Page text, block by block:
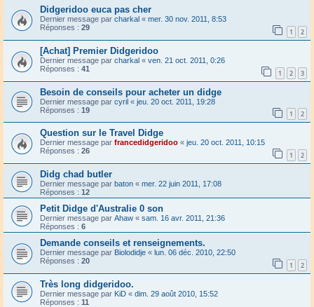
Didgeridoo euca pas cher
Dernier message par charkal « mer. 30 nov. 2011, 8:53
Réponses : 29 1 2
[Achat] Premier Didgeridoo
Dernier message par charkal « ven. 21 oct. 2011, 0:26
Réponses : 41 1 2 3
Besoin de conseils pour acheter un didge
Dernier message par cyril « jeu. 20 oct. 2011, 19:28
Réponses : 19 1 2
Question sur le Travel Didge
Dernier message par francedidgeridoo « jeu. 20 oct. 2011, 10:15
Réponses : 26 1 2
Didg chad butler
Dernier message par baton « mer. 22 juin 2011, 17:08
Réponses : 12
Petit Didge d'Australie 0 son
Dernier message par Ahaw « sam. 16 avr. 2011, 21:36
Réponses : 6
Demande conseils et renseignements.
Dernier message par Biolodidje « lun. 06 déc. 2010, 22:50
Réponses : 20 1 2
Très long didgeridoo.
Dernier message par KiD « dim. 29 août 2010, 15:52
Réponses : 11